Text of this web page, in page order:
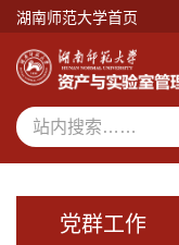
湖南师范大学首页
党群工作